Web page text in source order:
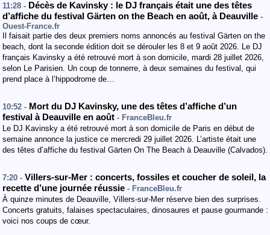
11:28 - Décès de Kavinsky : le DJ français était une des têtes
d’affiche du festival Gärten on the Beach en août, à Deauville -
Ouest-France.fr
Il faisait partie des deux premiers noms annoncés au festival Gärten on the
beach, dont la seconde édition doit se dérouler les 8 et 9 août 2026. Le DJ
français Kavinsky a été retrouvé mort à son domicile, mardi 28 juillet 2026,
selon Le Parisien. Un coup de tonnerre, à deux semaines du festival, qui
prend place à l’hippodrome de…
10:52 - Mort du DJ Kavinsky, une des têtes d’affiche d’un
festival à Deauville en août - FranceBleu.fr
Le DJ Kavinsky a été retrouvé mort à son domicile de Paris en début de
semaine annonce la justice ce mercredi 29 juillet 2026. L’artiste était une
des têtes d’affiche du festival Gärten On The Beach à Deauville (Calvados).
7:20 - Villers-sur-Mer : concerts, fossiles et coucher de soleil, la
recette d’une journée réussie - FranceBleu.fr
À quinze minutes de Deauville, Villers-sur-Mer réserve bien des surprises.
Concerts gratuits, falaises spectaculaires, dinosaures et pause gourmande :
voici nos coups de cœur.